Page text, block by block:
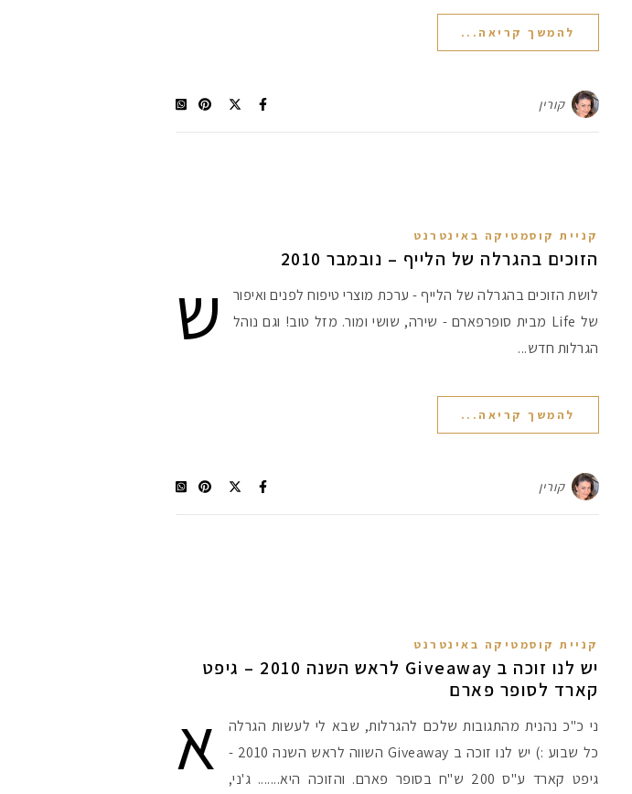
להמשך קריאה...
קורין
קניית קוסמטיקה באינטרנט
הזוכים בהגרלה של הלייף – נובמבר 2010
ש
לושת הזוכים בהגרלה של הלייף - ערכת מוצרי טיפוח לפנים ואיפור
של Life מבית סופרפארם - שירה, שושי ומור. מזל טוב! וגם נוהל
הגרלות חדש...
להמשך קריאה...
קורין
קניית קוסמטיקה באינטרנט
יש לנו זוכה ב Giveaway לראש השנה 2010 – גיפט
קארד לסופר פארם
א
ני כ"כ נהנית מהתגובות שלכם להגרלות, שבא לי לעשות הגרלה
כל שבוע :) יש לנו זוכה ב Giveaway השווה לראש השנה 2010 -
גיפט קארד ע"ס 200 ש"ח בסופר פארם. והזוכה היא....... ג'ני,